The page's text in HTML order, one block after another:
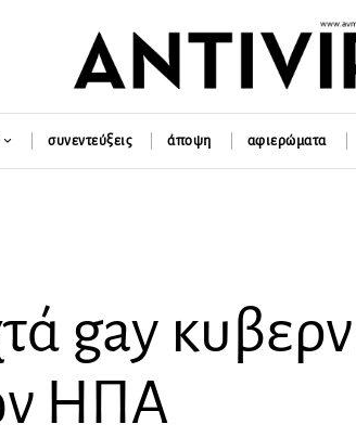
συνεντεύξεις άποψη αφιερώματα
gay
ΗΠΑ